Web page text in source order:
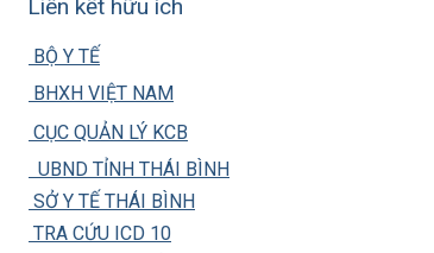
Liên kết hữu ích
BỘ Y TẾ
BHXH VIỆT NAM
CỤC QUẢN LÝ KCB
UBND TỈNH THÁI BÌNH
SỞ Y TẾ THÁI BÌNH
TRA CỨU ICD 10